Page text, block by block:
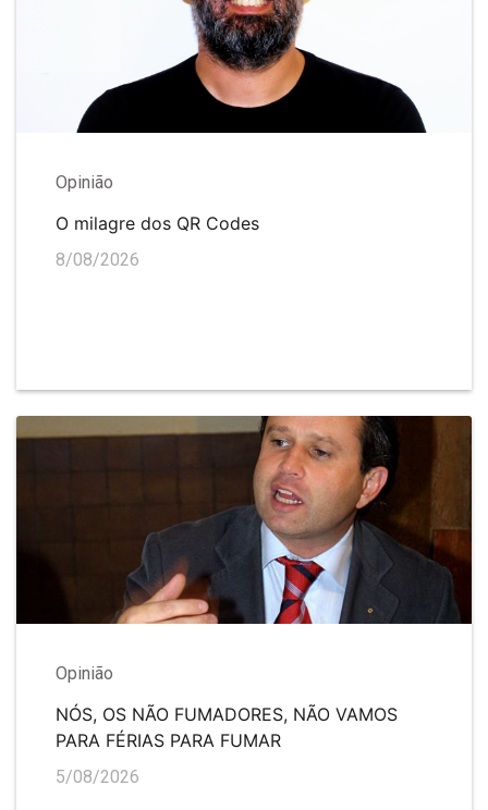
Opinião
O milagre dos QR Codes
8/08/2026
Opinião
NÓS, OS NÃO FUMADORES, NÃO VAMOS
PARA FÉRIAS PARA FUMAR
5/08/2026